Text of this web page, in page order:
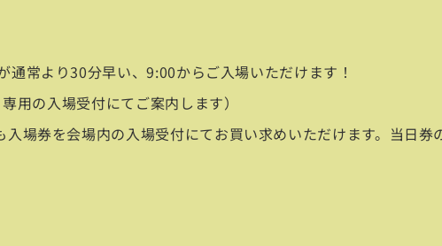
通常より30分早い、9:00からご入場いただけます！
用の入場受付にてご案内します）
場券を会場内の入場受付にてお買い求めいただけます。当日券